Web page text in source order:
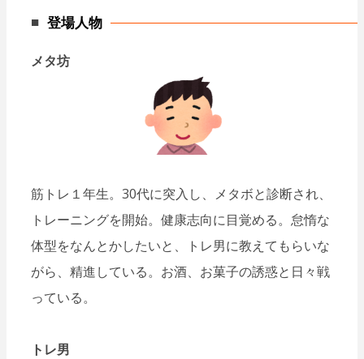
登場人物
メタ坊
筋トレ１年生。30代に突入し、メタボと診断され、
トレーニングを開始。健康志向に目覚める。怠惰な
体型をなんとかしたいと、トレ男に教えてもらいな
がら、精進している。お酒、お菓子の誘惑と日々戦
っている。
トレ男